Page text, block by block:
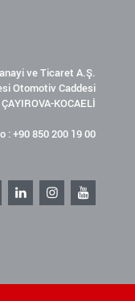
ve Ticaret A.Ş.
Otomotiv Caddesi
KOCAELİ
: +90 850 200 19 00